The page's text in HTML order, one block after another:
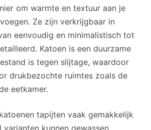
om warmte en textuur aan je
Ze zijn verkrijgbaar in
eenvoudig en minimalistisch tot
Katoen is een duurzame
is tegen slijtage, waardoor
drukbezochte ruimtes zoals de
eetkamer.
tapijten vaak gemakkelijk
varianten kunnen gewassen